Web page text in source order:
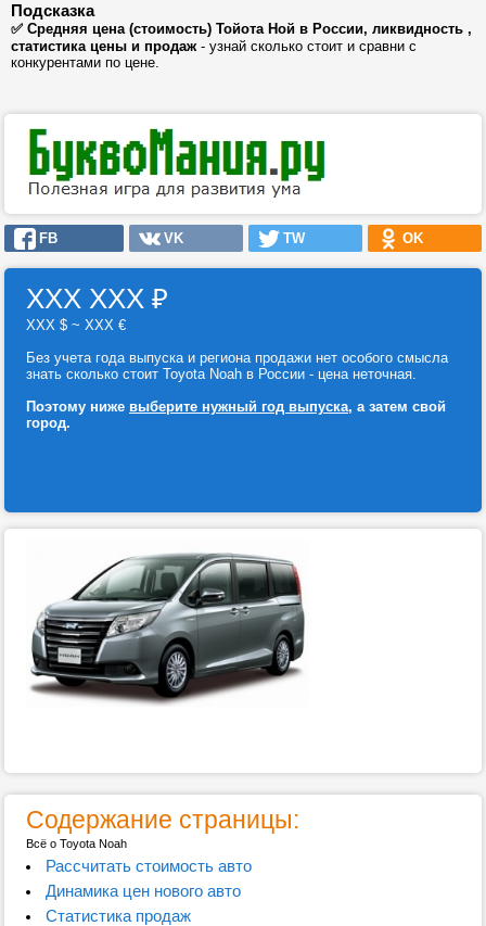
Подсказка
✅ Средняя цена (стоимость) Тойота Ной в России, ликвидность ,
статистика цены и продаж- узнай сколько стоит и сравни с
конкурентами по цене.
FB VK TW OK
ХХХ ХХХ ₽
ХХХ $ ~ ХХХ €
Без учета года выпуска и региона продажи нет особого смысла
знать сколько стоит Toyota Noah в России - цена неточная.
Поэтому ниже выберите нужный год выпуска, а затем свой
город.
Содержание страницы:
Всё о Toyota Noah
Рассчитать стоимость авто
Динамика цен нового авто
Статистика продаж